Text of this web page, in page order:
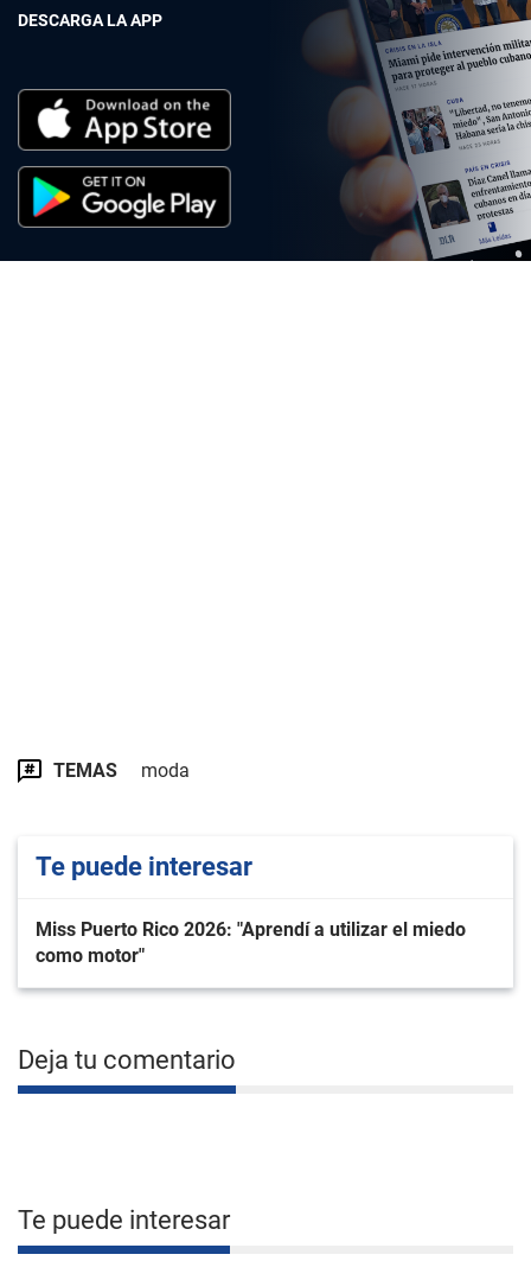
DESCARGA LA APP
TEMAS moda
Te puede interesar
Miss Puerto Rico 2026: "Aprendí a utilizar el miedo
como motor"
Deja tu comentario
Te puede interesar